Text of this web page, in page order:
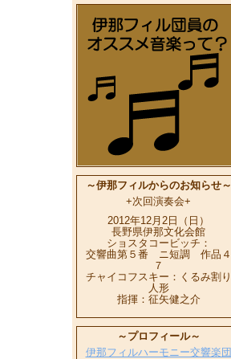
～伊那フィルからのお知らせ～
+次回演奏会+
2012年12月2日（日）
長野県伊那文化会館
ショスタコービッチ：
交響曲第５番 ニ短調 作品４
７
チャイコフスキー：くるみ割り
人形
指揮：征矢健之介
～プロフィール～
伊那フィルハーモニー交響楽団